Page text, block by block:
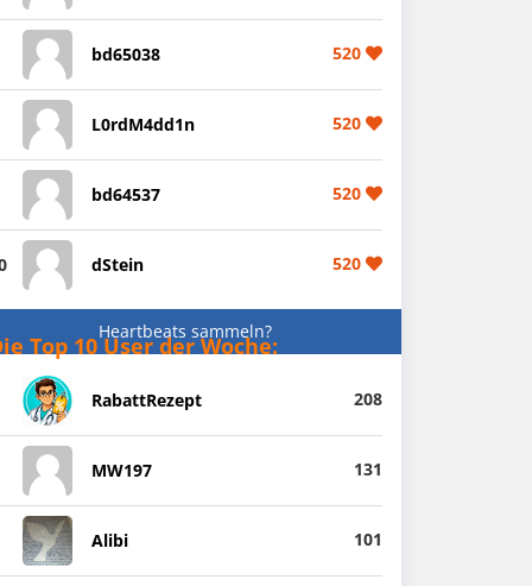
bd65038 520
L0rdM4dd1n 520
bd64537 520
dStein 520
Heartbeats sammeln?
Top 10 User der Woche:
RabattRezept 208
MW197 131
Alibi 101